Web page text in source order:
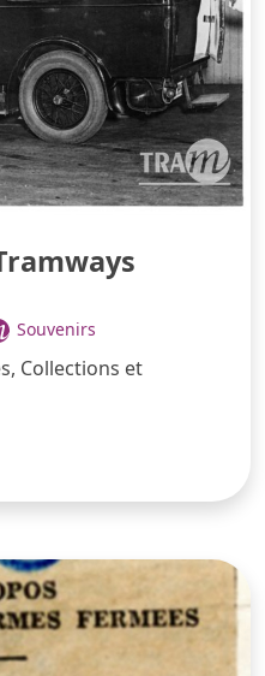
Souvenirs
Collections et